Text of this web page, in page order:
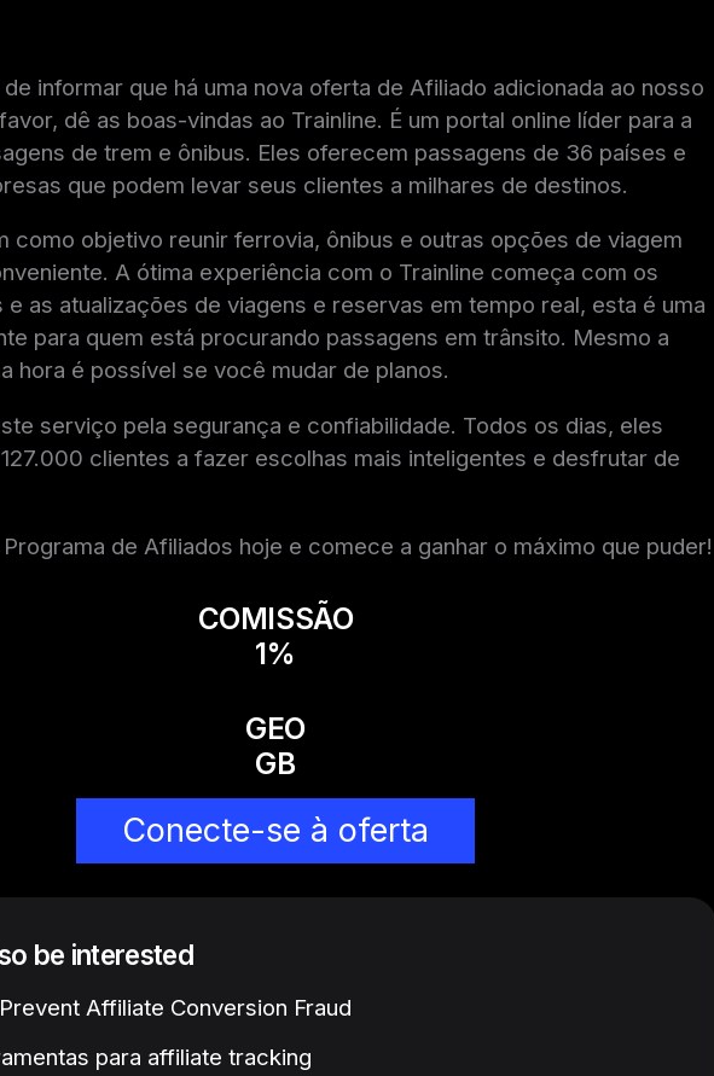
informar que há uma nova oferta de Afiliado adicionada ao nosso
dê as boas-vindas ao Trainline. É um portal online líder para a
de trem e ônibus. Eles oferecem passagens de 36 países e
que podem levar seus clientes a milhares de destinos.
como objetivo reunir ferrovia, ônibus e outras opções de viagem
A ótima experiência com o Trainline começa com os
as atualizações de viagens e reservas em tempo real, esta é uma
para quem está procurando passagens em trânsito. Mesmo a
hora é possível se você mudar de planos.
serviço pela segurança e confiabilidade. Todos os dias, eles
clientes a fazer escolhas mais inteligentes e desfrutar de
de Afiliados hoje e comece a ganhar o máximo que puder!
COMISSÃO
1%
GEO
GB
Conecte-se à oferta
be interested
Affiliate Conversion Fraud
para affiliate tracking